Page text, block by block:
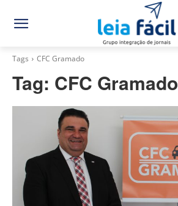
Tags CFC Gramado
Tag: CFC Gramado